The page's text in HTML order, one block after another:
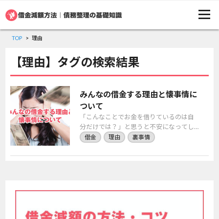
TOP 理由
【理由】タグの検索結果
みんなの借金する理由と懐事情に
ついて
「こんなことでお金を借りているのは自
分だけでは？」と思うと不安になってし
まうものですが、借金の理由は人それぞ
かしやはり他人の […]
借金 理由 裏事情